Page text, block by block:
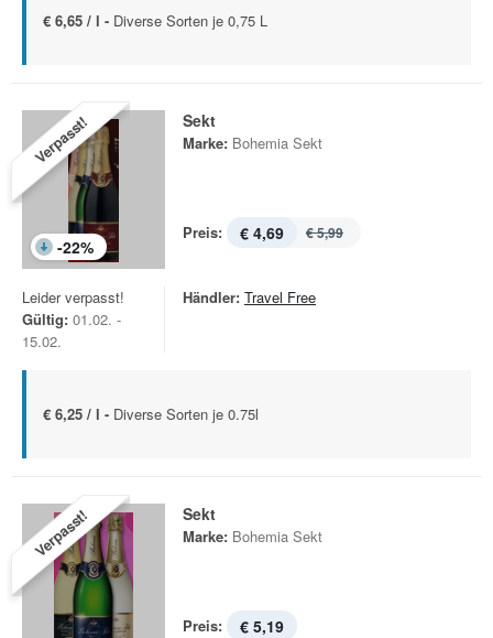
€ 6,65 / l - Diverse Sorten je 0,75 L
Verpasst!
-22%
Sekt
Marke: Bohemia Sekt
Preis: € 4,69 € 5,99
Leider verpasst!
Gültig: 01.02. -
15.02.
Händler: Travel Free
€ 6,25 / l - Diverse Sorten je 0.75l
Verpasst! Sekt
Marke: Bohemia Sekt
Preis: € 5,19